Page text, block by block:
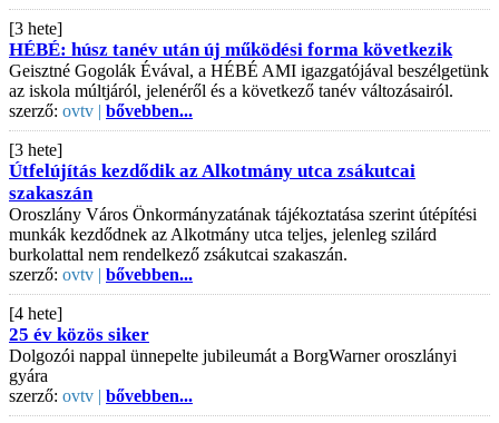
[3 hete]
HÉBÉ: húsz tanév után új működési forma következik
Geisztné Gogolák Évával, a HÉBÉ AMI igazgatójával beszélgetünk
az iskola múltjáról, jelenéről és a következő tanév változásairól.
szerző: ovtv | bővebben...
[3 hete]
Útfelújítás kezdődik az Alkotmány utca zsákutcai
szakaszán
Oroszlány Város Önkormányzatának tájékoztatása szerint útépítési
munkák kezdődnek az Alkotmány utca teljes, jelenleg szilárd
burkolattal nem rendelkező zsákutcai szakaszán.
szerző: ovtv | bővebben...
[4 hete]
25 év közös siker
Dolgozói nappal ünnepelte jubileumát a BorgWarner oroszlányi
gyára
szerző: ovtv | bővebben...